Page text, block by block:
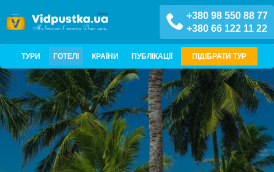
+380 98 550 88 77
+380 66 122 11 22
ТУРИ ГОТЕЛІ КРАЇНИ ПУБЛІКАЦІЇ ПІДІБРАТИ ТУР